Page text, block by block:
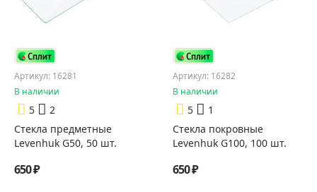
Артикул: 16281
В наличии
5
2
Стекла предметные
Levenhuk G50, 50 шт.
650 ₽
Артикул: 16282
В наличии
5
1
Стекла покровные
Levenhuk G100, 100 шт.
650 ₽